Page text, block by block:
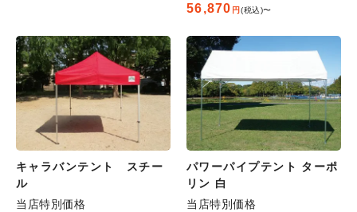
56,870 税込 〜
キャラバンテント スチー
ル
当店特別価格
パワーパイプテント ターポ
リン 白
当店特別価格